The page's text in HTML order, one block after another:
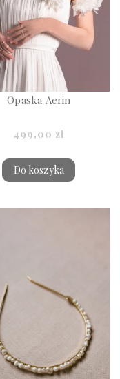
Opaska Aerin
499,00 zł
Do koszyka